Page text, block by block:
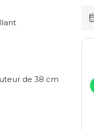
de 38 cm